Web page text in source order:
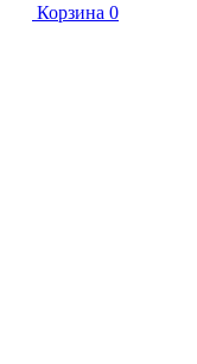
Корзина 0